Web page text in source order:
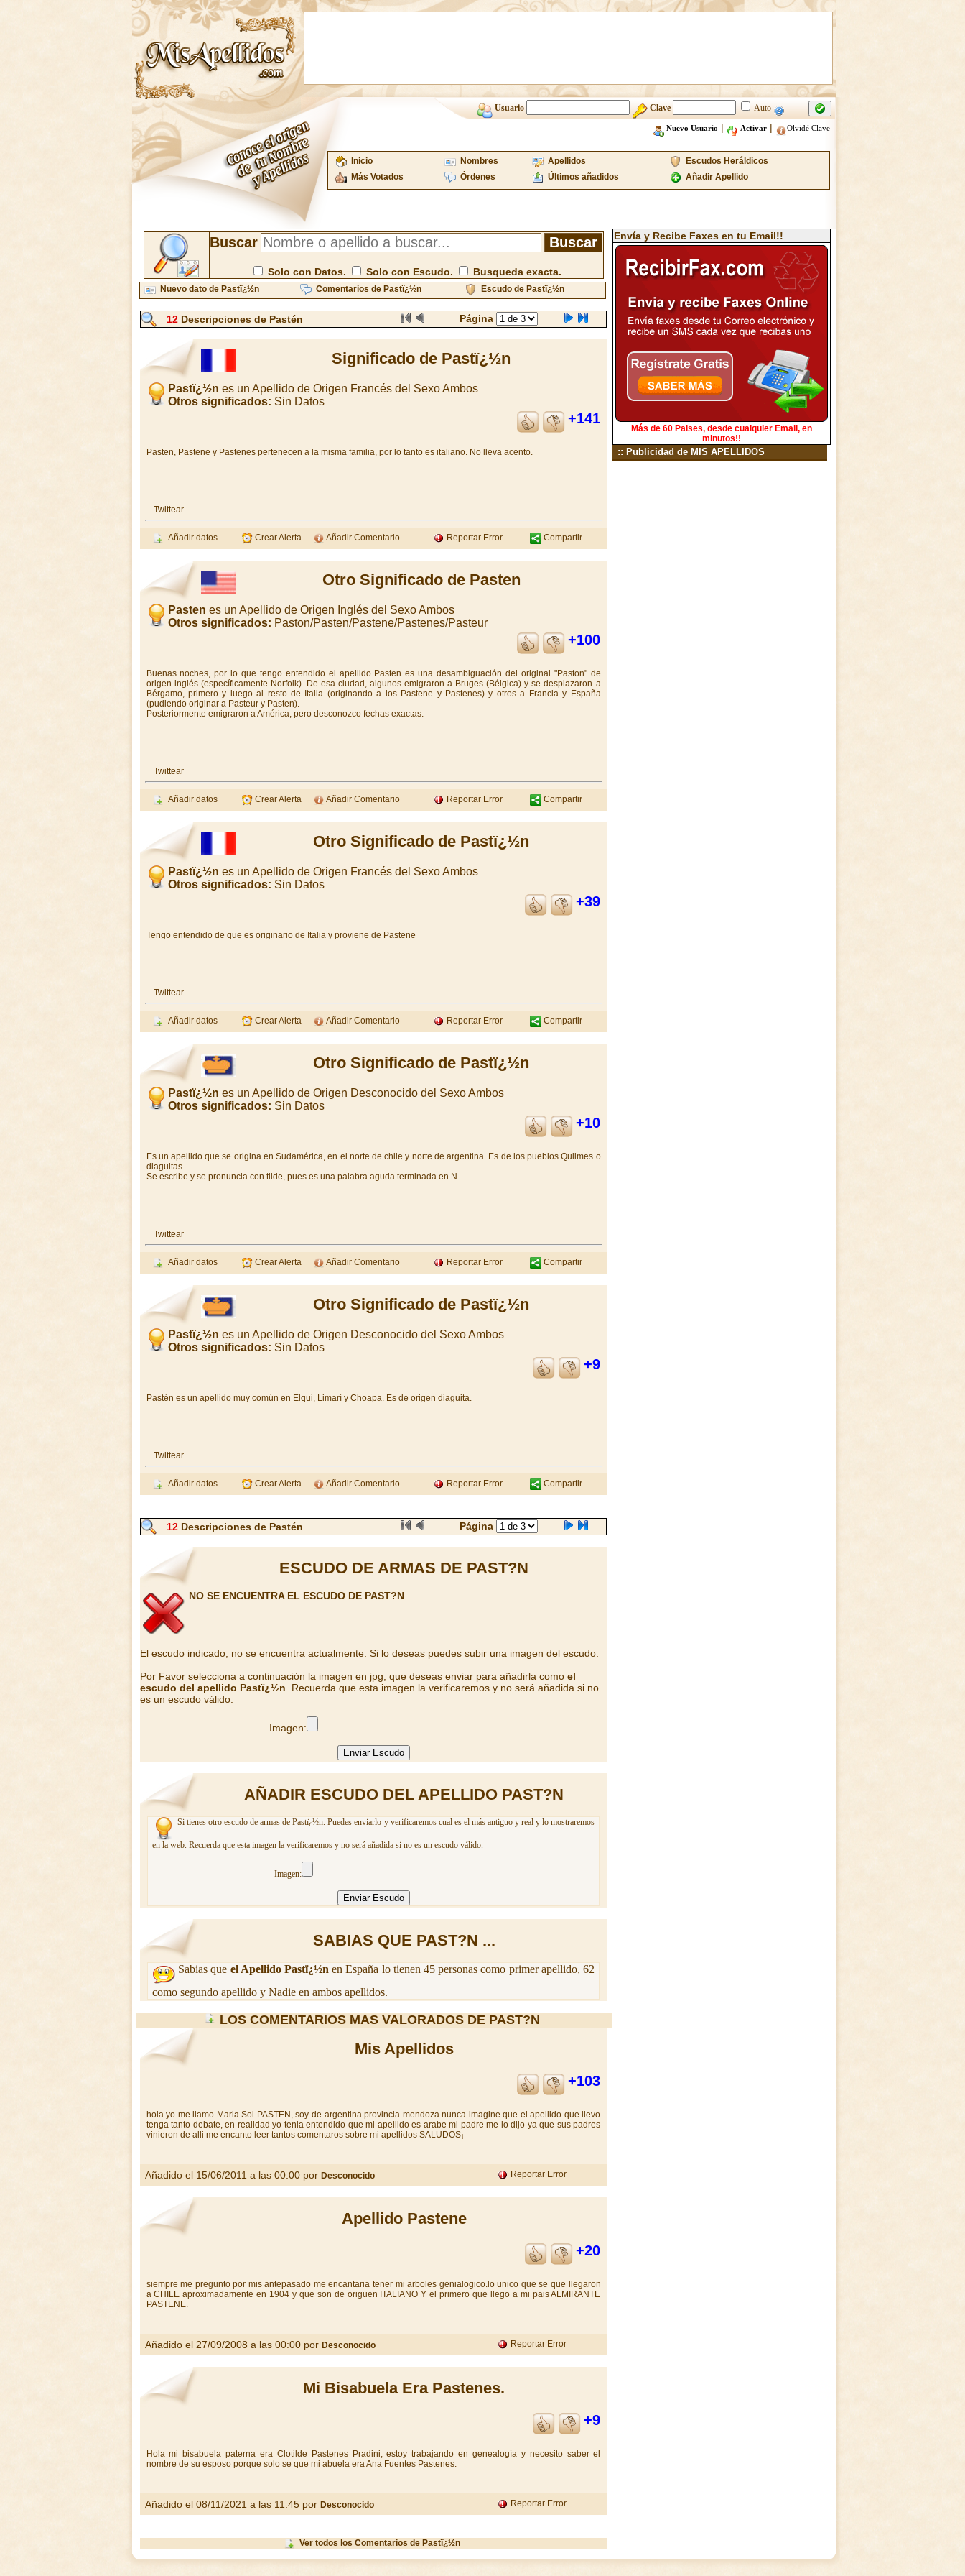
Usuario Clave Auto
Nuevo Usuario | Activar| Olvidé Clave
Inicio Nombres Apellidos
Escudos Heráldicos
Más Votados
Órdenes Últimos añadidos Añadir Apellido
Buscar
Solo con Datos. Solo con Escudo. Busqueda exacta.
Nuevo dato de Pastï¿½n Comentarios de Pastï¿½n Escudo de Pastï¿½n
12 Descripciones de Pastén Página
Significado de Pastï¿½n
Pastï¿½n es un Apellido de Origen Francés del Sexo Ambos
Otros significados: Sin Datos
+141
Pasten, Pastene y Pastenes pertenecen a la misma familia, por lo tanto es italiano. No lleva acento.
Twittear
Añadir datos Crear Alerta Añadir Comentario Reportar Error Compartir
Otro Significado de Pasten
Pasten es un Apellido de Origen Inglés del Sexo Ambos
Otros significados: Paston/Pasten/Pastene/Pastenes/Pasteur
+100
Buenas noches, por lo que tengo entendido el apellido Pasten es una desambiguación del original "Paston" de
origen inglés (específicamente Norfolk). De esa ciudad, algunos emigraron a Bruges (Bélgica) y se desplazaron a
Bérgamo, primero y luego al resto de Italia (originando a los Pastene y Pastenes) y otros a Francia y España
(pudiendo originar a Pasteur y Pasten).
Posteriormente emigraron a América, pero desconozco fechas exactas.
Twittear
Añadir datos Crear Alerta Añadir Comentario Reportar Error Compartir
Otro Significado de Pastï¿½n
Pastï¿½n es un Apellido de Origen Francés del Sexo Ambos
Otros significados: Sin Datos
+39
Tengo entendido de que es originario de Italia y proviene de Pastene
Twittear
Añadir datos Crear Alerta Añadir Comentario Reportar Error Compartir
Otro Significado de Pastï¿½n
Pastï¿½n es un Apellido de Origen Desconocido del Sexo Ambos
Otros significados: Sin Datos
+10
Es un apellido que se origina en Sudamérica, en el norte de chile y norte de argentina. Es de los pueblos Quilmes o
diaguitas.
Se escribe y se pronuncia con tilde, pues es una palabra aguda terminada en N.
Twittear
Añadir datos Crear Alerta Añadir Comentario Reportar Error Compartir
Otro Significado de Pastï¿½n
Pastï¿½n es un Apellido de Origen Desconocido del Sexo Ambos
Otros significados: Sin Datos
+9
Pastén es un apellido muy común en Elqui, Limarí y Choapa. Es de origen diaguita.
Twittear
Añadir datos Crear Alerta Añadir Comentario Reportar Error Compartir
12 Descripciones de Pastén Página
ESCUDO DE ARMAS DE PAST?N
NO SE ENCUENTRA EL ESCUDO DE PAST?N
El escudo indicado, no se encuentra actualmente. Si lo deseas puedes subir una imagen del escudo.
Por Favor selecciona a continuación la imagen en jpg, que deseas enviar para añadirla como el
escudo del apellido Pastï¿½n . Recuerda que esta imagen la verificaremos y no será añadida si no
es un escudo válido.
Imagen:
AÑADIR ESCUDO DEL APELLIDO PAST?N
Si tienes otro escudo de armas de Pastï¿½n. Puedes enviarlo y verificaremos cual es el más antiguo y real y lo mostraremos
en la web. Recuerda que esta imagen la verificaremos y no será añadida si no es un escudo válido.
Imagen:
SABIAS QUE PAST?N ...
Sabias que el Apellido Pastï¿½n en España lo tienen 45 personas como primer apellido, 62
como segundo apellido y Nadie en ambos apellidos.
LOS COMENTARIOS MAS VALORADOS DE PAST?N
Mis Apellidos
+103
hola yo me llamo Maria Sol PASTEN, soy de argentina provincia mendoza nunca imagine que el apellido que llevo
tenga tanto debate, en realidad yo tenia entendido que mi apellido es arabe mi padre me lo dijo ya que sus padres
vinieron de alli me encanto leer tantos comentaros sobre mi apellidos SALUDOS¡
Añadido el 15/06/2011 a las 00:00 por Desconocido Reportar Error
Apellido Pastene
+20
siempre me pregunto por mis antepasado me encantaria tener mi arboles genialogico.lo unico que se que llegaron
a CHILE aproximadamente en 1904 y que son de origuen ITALIANO Y el primero que llego a mi pais ALMIRANTE
PASTENE.
Añadido el 27/09/2008 a las 00:00 por Desconocido Reportar Error
Mi Bisabuela Era Pastenes.
+9
Hola mi bisabuela paterna era Clotilde Pastenes Pradini, estoy trabajando en genealogía y necesito saber el
nombre de su esposo porque solo se que mi abuela era Ana Fuentes Pastenes.
Añadido el 08/11/2021 a las 11:45 por Desconocido Reportar Error
Ver todos los Comentarios de Pastï¿½n
Envía y Recibe Faxes en tu Email!!
Más de 60 Paises, desde cualquier Email, en
minutos!!
:: Publicidad de MIS APELLIDOS